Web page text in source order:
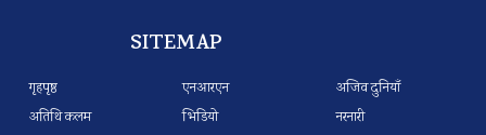
SITEMAP
गृहपृष्ठ
अतिथि कलम
एनआरएन
भिडियो
अजिव दुनियाँ
नरनारी